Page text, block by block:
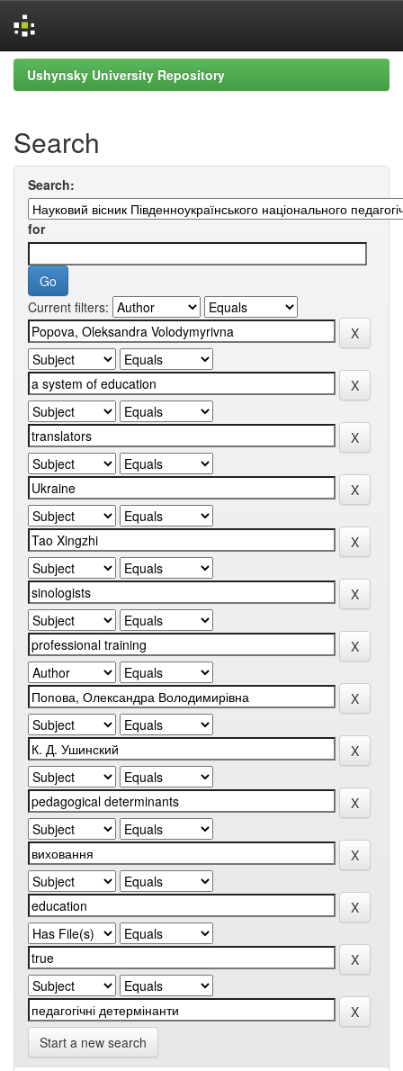
Skip
navigation
Ushynsky University Repository
Search
Search:
for
Current filters:
Start a new search